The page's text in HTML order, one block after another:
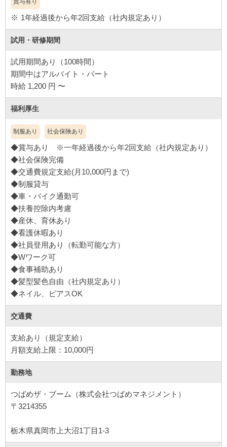
賞与有り
1年経過後から年2回支給（社内規定あり）
試用・研修期間
試用期間あり（100時間）
期間中はアルバイト・パート
福利厚生
制服あり 社会保険あり
◆賞与あり ※一年経過後から年2回支給（社内規定あり）
◆社会保険完備
◆交通費規定支給(月10,000円まで)
◆制服貸与
◆車・バイク通勤可
◆扶養控除内考慮
◆産休、育休あり
◆看護休暇あり
◆社員登用あり（転勤可能な方）
◆Wワーク可
◆食事補助あり
◆髪型髪色自由（社内規定あり）
◆ネイル、ピアスOK
交通費
支給あり（規定支給）
勤務地
つばめザ・ブーム（株式会社つばめマネジメント）
〒3214355